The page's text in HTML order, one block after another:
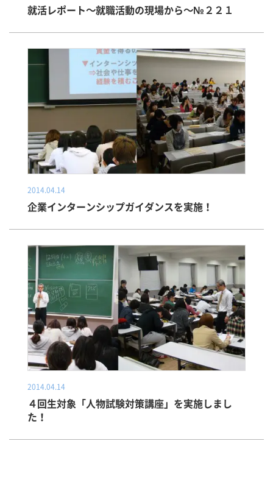
就活レポート～就職活動の現場から～№２２１
2014.04.14
企業インターンシップガイダンスを実施！
2014.04.14
４回生対象「人物試験対策講座」を実施しまし
た！